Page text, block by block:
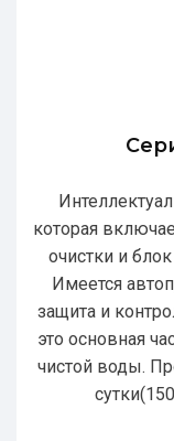
которая
очистки и
Имеется
защита и
это основная
чистой воды.